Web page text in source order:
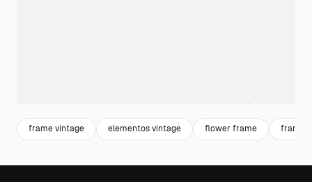
frame vintage elementos vintage flower frame frame